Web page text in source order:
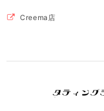
Creema店